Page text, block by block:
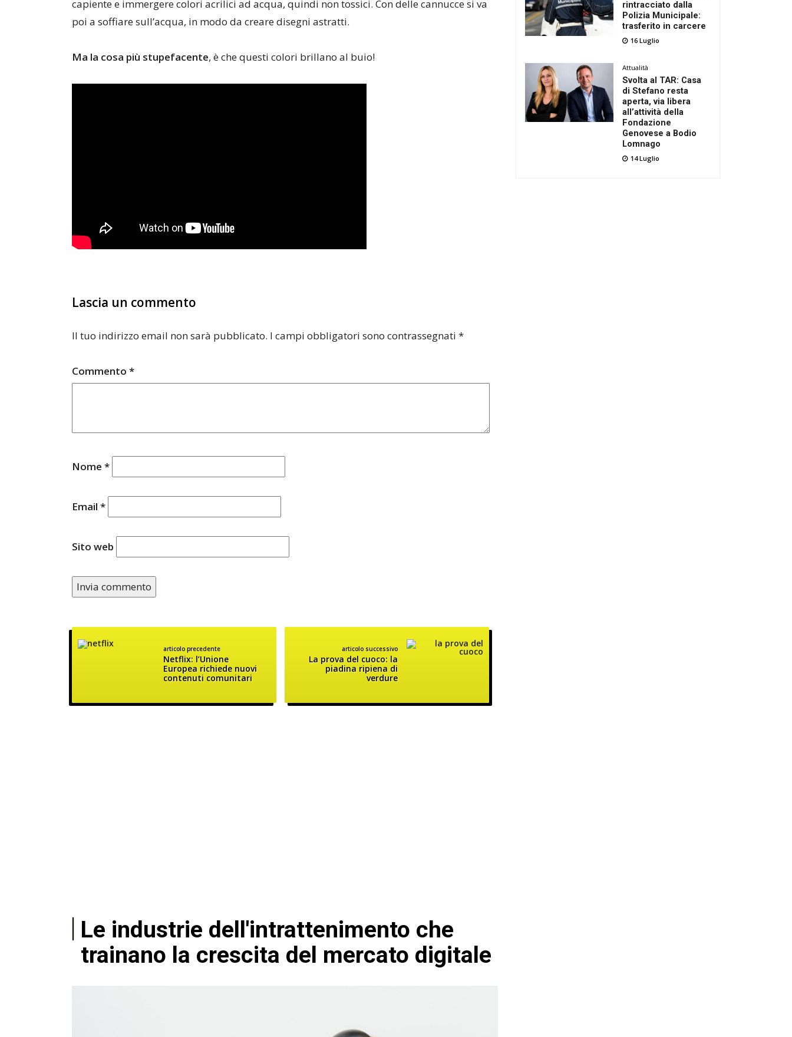
capiente e immergere colori acrilici ad acqua, quindi non tossici. Con delle cannucce si va
poi a soffiare sull’acqua, in modo da creare disegni astratti.
Ma la cosa più stupefacente, è che questi colori brillano al buio!
Lascia un commento
Il tuo indirizzo email non sarà pubblicato. I campi obbligatori sono contrassegnati *
Commento *
Nome *
Email *
Sito web
articolo precedente
Netflix: l’Unione
Europea richiede nuovi
contenuti comunitari
articolo successivo
La prova del cuoco: la
piadina ripiena di
verdure
Le industrie dell'intrattenimento che
trainano la crescita del mercato digitale
rintracciato dalla
Polizia Municipale:
trasferito in carcere
16 Luglio
Attualità
Svolta al TAR: Casa
di Stefano resta
aperta, via libera
all’attività della
Fondazione
Genovese a Bodio
Lomnago
14 Luglio